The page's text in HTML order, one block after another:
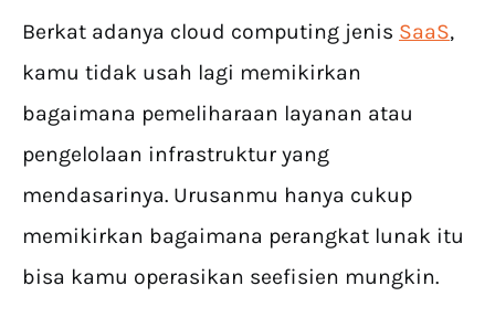
Berkat adanya cloud computing jenis SaaS,
kamu tidak usah lagi memikirkan
bagaimana pemeliharaan layanan atau
pengelolaan infrastruktur yang
mendasarinya. Urusanmu hanya cukup
memikirkan bagaimana perangkat lunak itu
bisa kamu operasikan seefisien mungkin.